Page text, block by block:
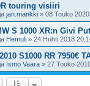
touring visiiri
jan.mankki » 08 Touko
S 1000 XR:n Givi
Hemuli » 24 Huhti 2018
S1000 RR 7950€
Ismo Vaara » 27 Touko